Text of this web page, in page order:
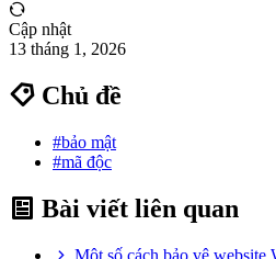
Cập nhật
13 tháng 1, 2026
Chủ đề
#bảo mật
#mã độc
Bài viết liên quan
Một số cách bảo vệ website